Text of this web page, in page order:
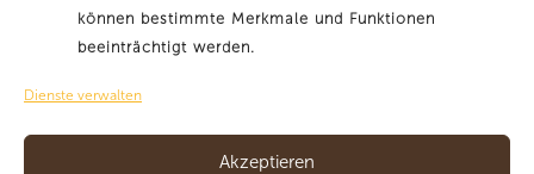
können bestimmte Merkmale und Funktionen
beeinträchtigt werden.
Dienste verwalten
Akzeptieren